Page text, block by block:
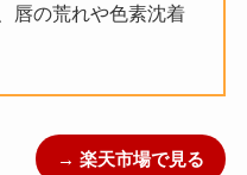
唇の荒れや色素沈着
→ 楽天市場で見る